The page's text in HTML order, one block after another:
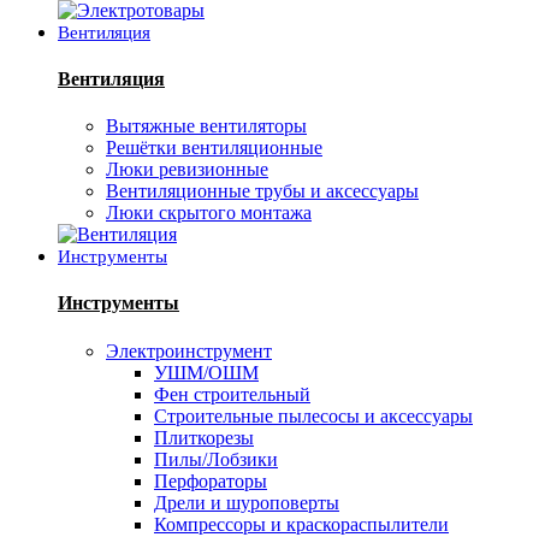
Вентиляция
Вентиляция
Вытяжные вентиляторы
Решётки вентиляционные
Люки ревизионные
Вентиляционные трубы и аксессуары
Люки скрытого монтажа
Инструменты
Инструменты
Электроинструмент
УШМ/ОШМ
Фен строительный
Строительные пылесосы и аксессуары
Плиткорезы
Пилы/Лобзики
Перфораторы
Дрели и шуроповерты
Компрессоры и краскораспылители